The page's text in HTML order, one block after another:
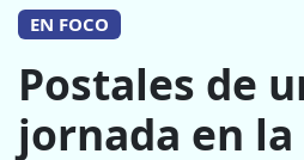
EN FOCO
Postales de
jornada en la